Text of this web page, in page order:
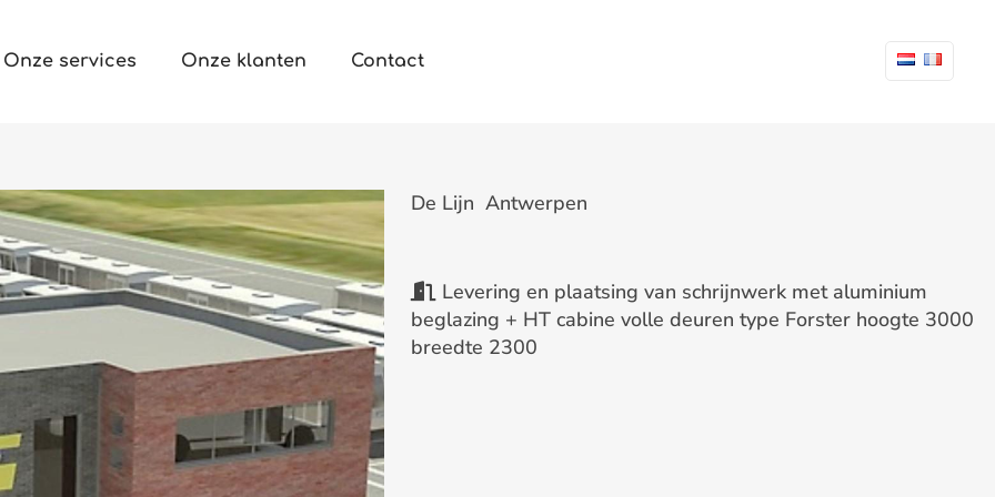
Onze services Onze klanten Contact
De Lijn Antwerpen
Levering en plaatsing van schrijnwerk met aluminium
beglazing + HT cabine volle deuren type Forster hoogte 3000
breedte 2300